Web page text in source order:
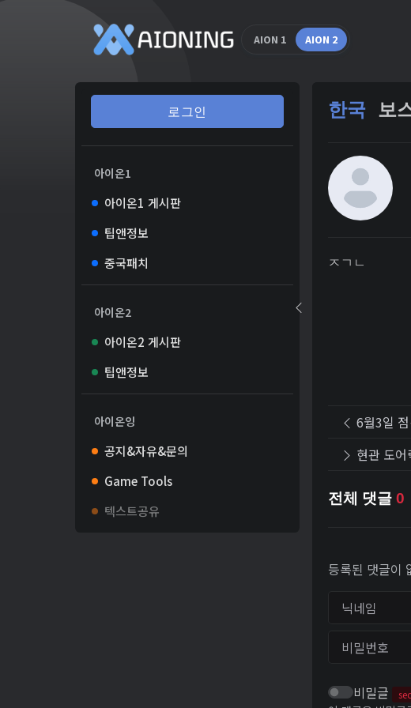
AION 1 AION 2
로그인
아이온1
아이온1 게시판
팁앤정보
중국패치
아이온2
아이온2 게시판
팁앤정보
아이온잉
공지&자유&문의
Game Tools
텍스트공유
한국 보
ㅈㄱㄴ
6월3일
현관 도
전체 댓글 0
등록된 댓글이
닉네임
비밀번호
비밀글